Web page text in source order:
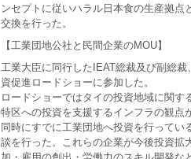
ンセプトに従いハラル日本食の生産拠点
交換を行った。
【工業団地公社と民間企業のMOU】
工業大臣に同行したIEAT総裁及び副総
資促進ロードショーに参加した。
ロードショーではタイの投資地域に関
特区への投資を支援するインフラの観点
同時にすでに工業団地へ投資を行って
談を行った。これらの企業が今後投資拡